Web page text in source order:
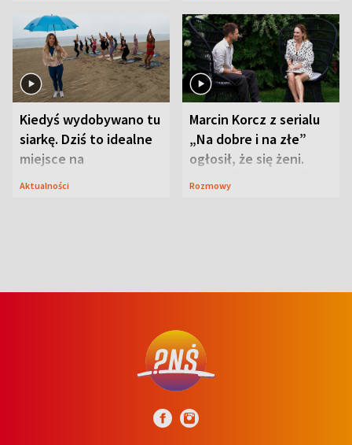
Kiedyś wydobywano tu
siarkę. Dziś to idealne
miejsce na
wypoczynek
Aktualności
Marcin Korcz z serialu
„Na dobre i na złe”
ogłosił, że się żeni.
Zdradził, co zmienił
Rozmowy